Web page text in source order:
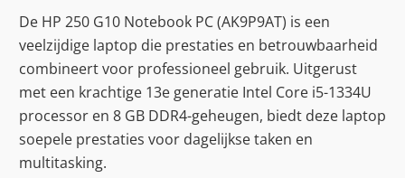
De HP 250 G10 Notebook PC (AK9P9AT) is een
veelzijdige laptop die prestaties en betrouwbaarheid
combineert voor professioneel gebruik. Uitgerust
met een krachtige 13e generatie Intel Core i5-1334U
processor en 8 GB DDR4-geheugen, biedt deze laptop
soepele prestaties voor dagelijkse taken en
multitasking.